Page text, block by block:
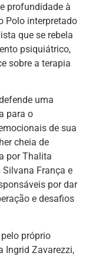
profundidade à
Polo interpretado
que se rebela
psiquiátrico,
sobre a terapia
uma
para o
de sua
cheia de
por Thalita
França e
por dar
e desafios
próprio
Ingrid Zavarezzi,